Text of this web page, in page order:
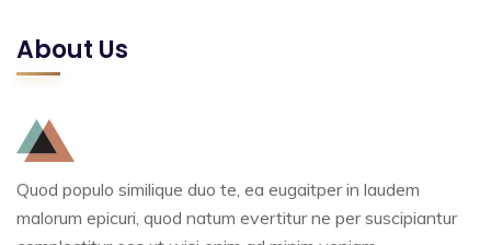
About Us
Quod populo similique duo te, ea eugaitper in laudem
malorum epicuri, quod natum evertitur ne per suscipiantur